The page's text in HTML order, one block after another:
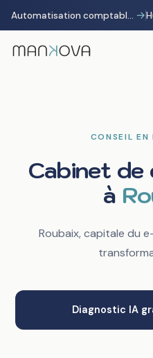
Automatisation comptable avec Pennylane : transformer la charge administrative en avantage stratégique →
CONSEIL
Cabinet de
à
Roubaix, capitale du
Diagnostic IA